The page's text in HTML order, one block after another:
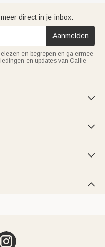
direct in je inbox.
Aanmelden
en begrepen en ga ermee
en updates van Callie



